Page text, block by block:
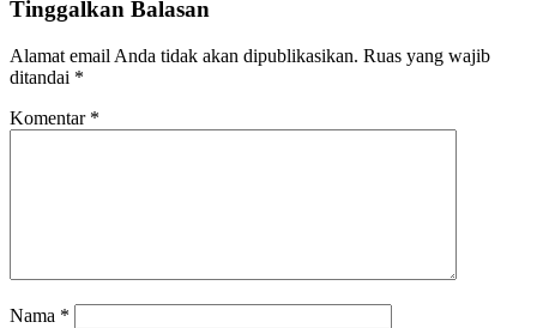
Tinggalkan Balasan
Alamat email Anda tidak akan dipublikasikan. Ruas yang wajib
ditandai *
Komentar *
Nama *